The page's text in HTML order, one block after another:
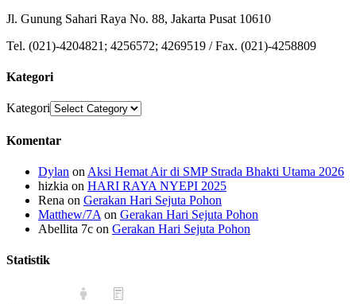
Jl. Gunung Sahari Raya No. 88, Jakarta Pusat 10610
Tel. (021)-4204821; 4256572; 4269519 / Fax. (021)-4258809
Kategori
Kategori
Komentar
Dylan on Aksi Hemat Air di SMP Strada Bhakti Utama 2026
hizkia on HARI RAYA NYEPI 2025
Rena on Gerakan Hari Sejuta Pohon
Matthew/7A on Gerakan Hari Sejuta Pohon
Abellita 7c on Gerakan Hari Sejuta Pohon
Statistik